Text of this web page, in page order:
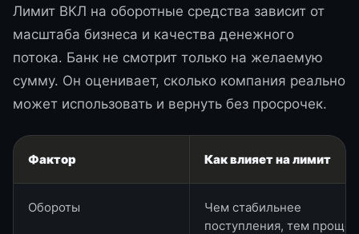
Лимит ВКЛ на оборотные средства зависит от
масштаба бизнеса и качества денежного
потока. Банк не смотрит только на желаемую
сумму. Он оценивает, сколько компания реально
может использовать и вернуть без просрочек.
Фактор Как влияет на лимит
Обороты
Чем стабильнее
поступления, тем проще